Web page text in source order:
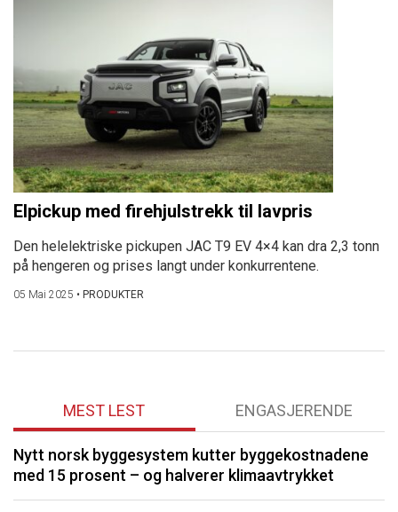
Elpickup med firehjulstrekk til lavpris
Den helelektriske pickupen JAC T9 EV 4×4 kan dra 2,3 tonn
på hengeren og prises langt under konkurrentene.
05 Mai 2025 • PRODUKTER
MEST LEST ENGASJERENDE
Nytt norsk byggesystem kutter byggekostnadene
med 15 prosent – og halverer klimaavtrykket